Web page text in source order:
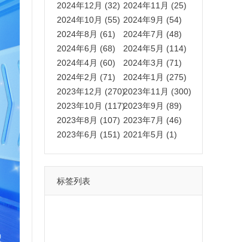
2024年12月 (32) 2024年11月 (25)
2024年10月 (55) 2024年9月 (54)
2024年8月 (61)
2024年7月 (48)
2024年6月 (68)
2024年5月 (114)
2024年4月 (60)
2024年3月 (71)
2024年2月 (71)
2024年1月 (275)
2023年12月 (270)2023年11月 (300)
2023年10月 (117)2023年9月 (89)
2023年8月 (107) 2023年7月 (46)
2023年6月 (151) 2021年5月 (1)
标签列表